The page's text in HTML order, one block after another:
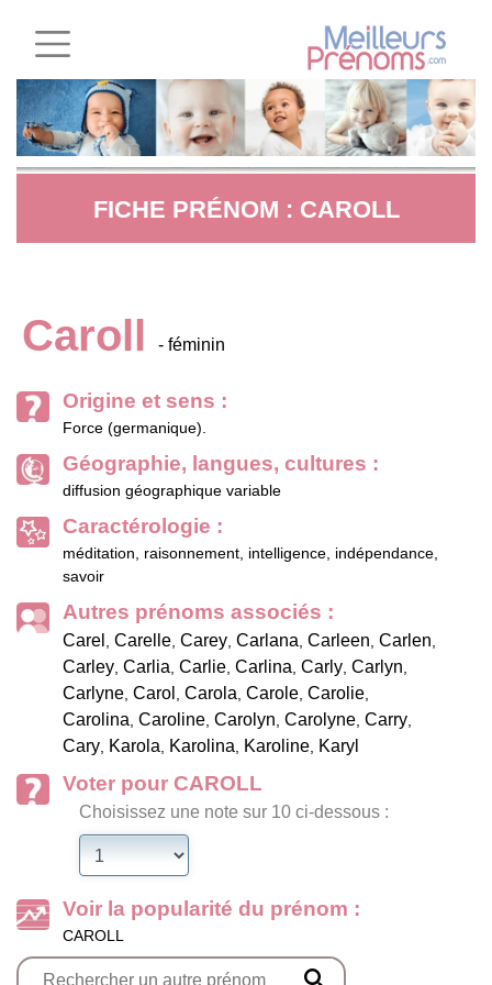
FICHE PRÉNOM : CAROLL
Caroll - féminin
Origine et sens :
Force (germanique).
Géographie, langues, cultures :
diffusion géographique variable
Caractérologie :
méditation, raisonnement, intelligence, indépendance,
savoir
Autres prénoms associés :
Carel , Carelle, Carey, Carlana, Carleen, Carlen,
Carley, Carlia, Carlie, Carlina, Carly, Carlyn,
Carlyne, Carol , Carola, Carole, Carolie,
Carolina, Caroline, Carolyn, Carolyne, Carry,
Cary, Karola, Karolina, Karoline, Karyl
Voter pour CAROLL
Choisissez une note sur 10 ci-dessous :
Voir la popularité du prénom :
CAROLL